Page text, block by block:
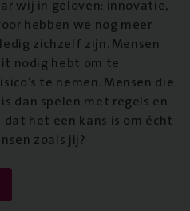
wij in geloven: innovatie,
hebben we nog meer
zichzelf zijn. Mensen
nodig hebt om te
te nemen. Mensen die
dan spelen met regels en
het een kans is om écht
zoals jij?